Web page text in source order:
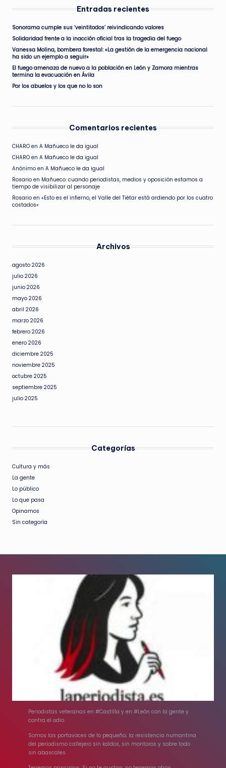
Entradas recientes
Sonorama cumple sus ‘veintitodos’ reivindicando valores
Solidaridad frente a la inacción oficial tras la tragedia del fuego
Vanessa Molina, bombera forestal: «La gestión de la emergencia nacional
ha sido un ejemplo a seguir»
El fuego amenaza de nuevo a la población en León y Zamora mientras
termina la evacuación en Ávila
Por los abuelos y los que no lo son
Comentarios recientes
CHARO en A Mañueco le da igual
CHARO en A Mañueco le da igual
Anónimo en A Mañueco le da igual
Rosario en Mañueco: cuando periodistas, medios y oposición estamos a
tiempo de visibilizar al personaje
Rosario en «Esto es el infierno, el Valle del Tiétar está ardiendo por los cuatro
costados»
Archivos
agosto 2026
julio 2026
junio 2026
mayo 2026
abril 2026
marzo 2026
febrero 2026
enero 2026
diciembre 2025
noviembre 2025
octubre 2025
septiembre 2025
julio 2025
Categorías
Cultura y más
La gente
Lo público
Lo que pasa
Opinamos
Sin categoría
Periodistas veteranas en #Castilla y en #León con la gente y
contra el odio.
Somos las portavoces de lo pequeño; la resistencia numantina
del periodismo callejero sin koldos, sin montoros y sobre todo
sin abascales.